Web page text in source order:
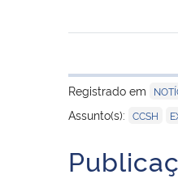
Registrado em
Assunto(s): CCSH